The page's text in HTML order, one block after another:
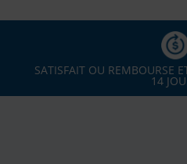
SATISFAIT OU REMBOURSE
14